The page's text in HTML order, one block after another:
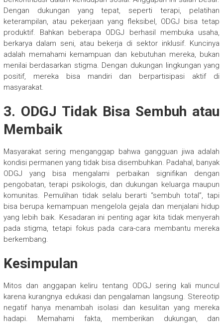
Dengan dukungan yang tepat, seperti terapi, pelatihan
keterampilan, atau pekerjaan yang fleksibel, ODGJ bisa tetap
produktif. Bahkan beberapa ODGJ berhasil membuka usaha,
berkarya dalam seni, atau bekerja di sektor inklusif. Kuncinya
adalah memahami kemampuan dan kebutuhan mereka, bukan
menilai berdasarkan stigma. Dengan dukungan lingkungan yang
positif, mereka bisa mandiri dan berpartisipasi aktif di
masyarakat.
3. ODGJ Tidak Bisa Sembuh atau
Membaik
Masyarakat sering menganggap bahwa gangguan jiwa adalah
kondisi permanen yang tidak bisa disembuhkan. Padahal, banyak
ODGJ yang bisa mengalami perbaikan signifikan dengan
pengobatan, terapi psikologis, dan dukungan keluarga maupun
komunitas. Pemulihan tidak selalu berarti “sembuh total”, tapi
bisa berupa kemampuan mengelola gejala dan menjalani hidup
yang lebih baik. Kesadaran ini penting agar kita tidak menyerah
pada stigma, tetapi fokus pada cara-cara membantu mereka
berkembang.
Kesimpulan
Mitos dan anggapan keliru tentang ODGJ sering kali muncul
karena kurangnya edukasi dan pengalaman langsung. Stereotip
negatif hanya menambah isolasi dan kesulitan yang mereka
hadapi. Memahami fakta, memberikan dukungan, dan